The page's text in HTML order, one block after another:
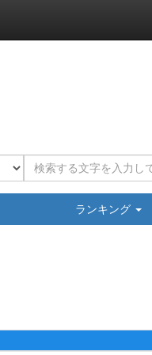
ランキング